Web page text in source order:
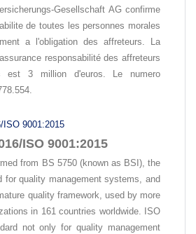
Gesellschaft AG confirme
de toutes les personnes morales
a l'obligation des affreteurs. La
responsabilité des affreteurs
est 3 million d'euros. Le numero
ISO 9001:2015
from BS 5750 (known as BSI), the
for quality management systems, and
quality framework, used by more
in 161 countries worldwide. ISO
not only for quality management